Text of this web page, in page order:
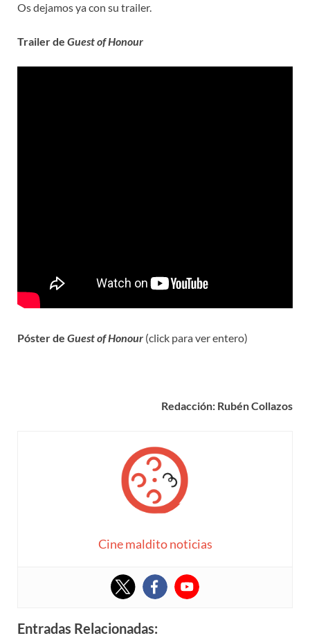
Os dejamos ya con su trailer.
Trailer de Guest of Honour
Póster de Guest of Honour (click para ver entero)
Redacción: Rubén Collazos
Cine maldito noticias
Entradas Relacionadas: